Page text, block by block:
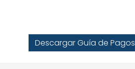
Descargar Guía de Pagos